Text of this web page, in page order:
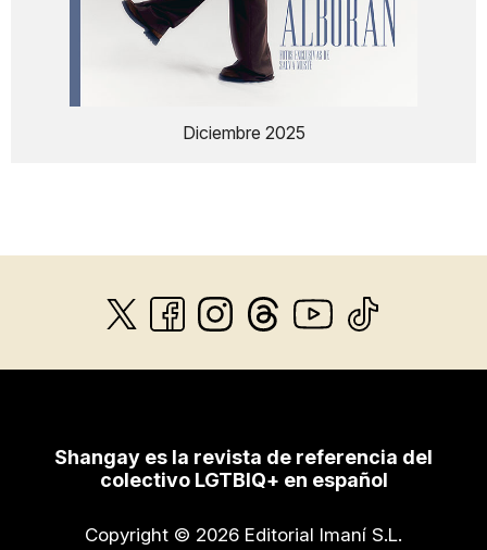
Diciembre 2025
Shangay es la revista de referencia del
colectivo LGTBIQ+ en español
Copyright © 2026 Editorial Imaní S.L.